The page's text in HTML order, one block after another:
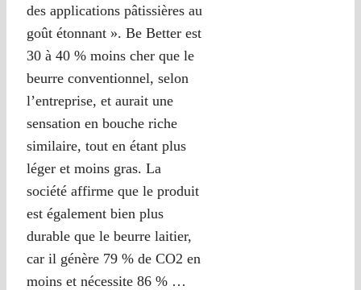
des applications pâtissières au
goût étonnant ». Be Better est
30 à 40 % moins cher que le
beurre conventionnel, selon
l’entreprise, et aurait une
sensation en bouche riche
similaire, tout en étant plus
léger et moins gras. La
société affirme que le produit
est également bien plus
durable que le beurre laitier,
car il génère 79 % de CO2 en
moins et nécessite 86 % …